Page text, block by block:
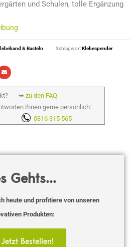
und Schulen, tolle Ergänzung
& Basteln SchlagwortKlebespender
➥ zu den FAQ
Ihnen gerne persönlich:
0316 315 565
Gehts...
heute und profitiere von unseren
Produkten:
Jetzt Bestellen!